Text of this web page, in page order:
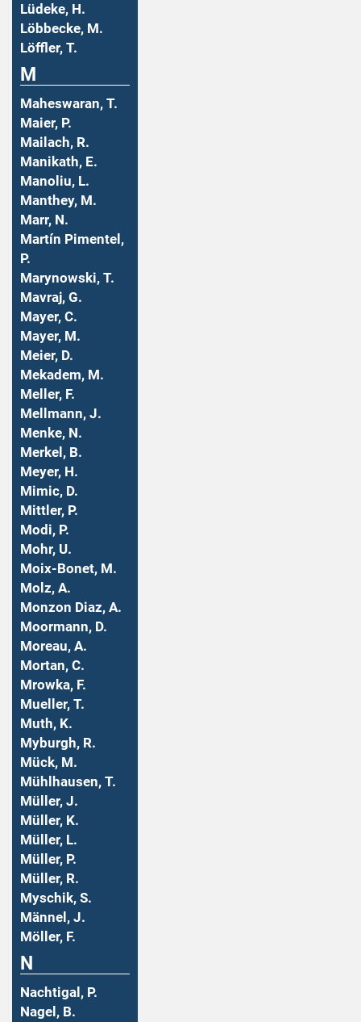
Lüdeke, H.
Löbbecke, M.
Löffler, T.
M
Maheswaran, T.
Maier, P.
Mailach, R.
Manikath, E.
Manoliu, L.
Manthey, M.
Marr, N.
Martín Pimentel,
P.
Marynowski, T.
Mavraj, G.
Mayer, C.
Mayer, M.
Meier, D.
Mekadem, M.
Meller, F.
Mellmann, J.
Menke, N.
Merkel, B.
Meyer, H.
Mimic, D.
Mittler, P.
Modi, P.
Mohr, U.
Moix-Bonet, M.
Molz, A.
Monzon Diaz, A.
Moormann, D.
Moreau, A.
Mortan, C.
Mrowka, F.
Mueller, T.
Muth, K.
Myburgh, R.
Mück, M.
Mühlhausen, T.
Müller, J.
Müller, K.
Müller, L.
Müller, P.
Müller, R.
Myschik, S.
Männel, J.
Möller, F.
N
Nachtigal, P.
Nagel, B.